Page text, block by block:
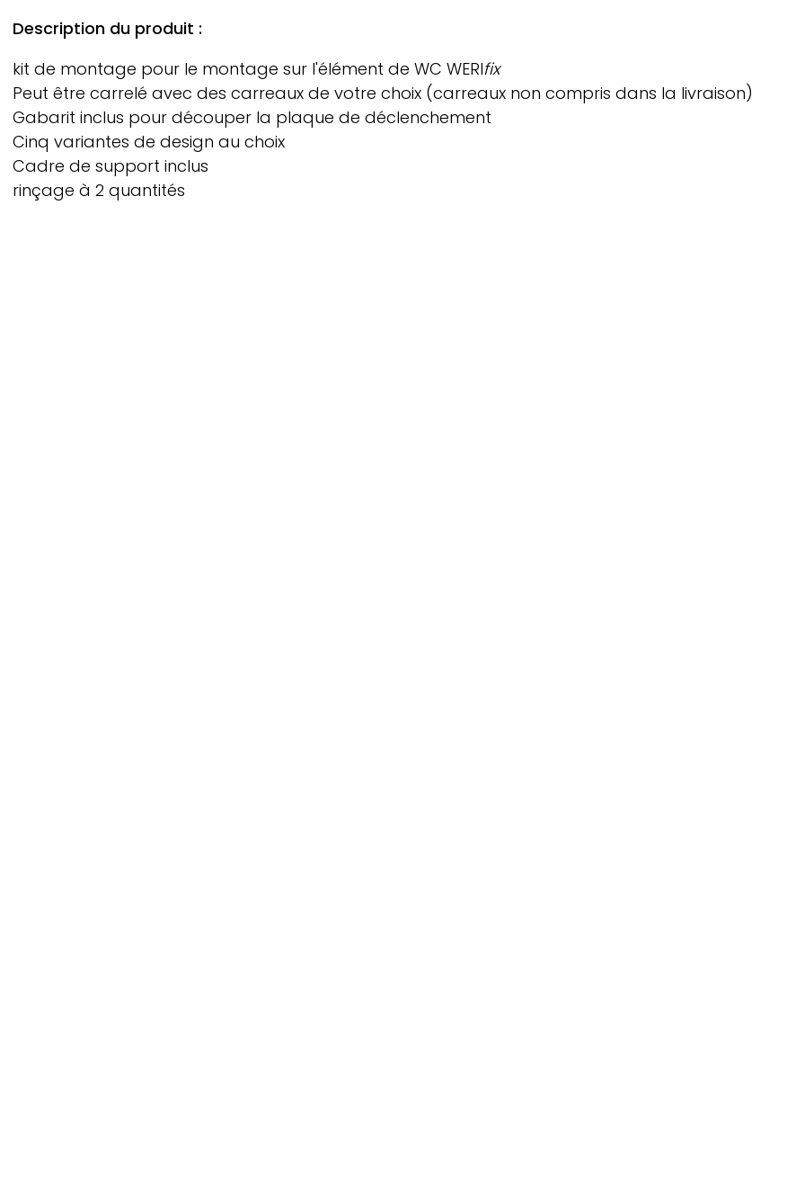
Description du produit :
kit de montage pour le montage sur l'élément de WC WERIfix
Peut être carrelé avec des carreaux de votre choix (carreaux non compris dans la livraison)
Gabarit inclus pour découper la plaque de déclenchement
Cinq variantes de design au choix
Cadre de support inclus
rinçage à 2 quantités